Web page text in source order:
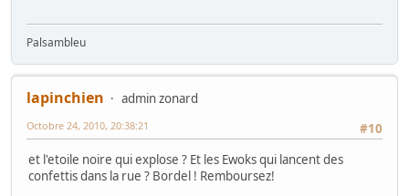
Palsambleu
lapinchien
admin zonard
#10
Octobre 24, 2010, 20:38:21
et l'etoile noire qui explose ? Et les Ewoks qui lancent des
confettis dans la rue ? Bordel ! Remboursez!